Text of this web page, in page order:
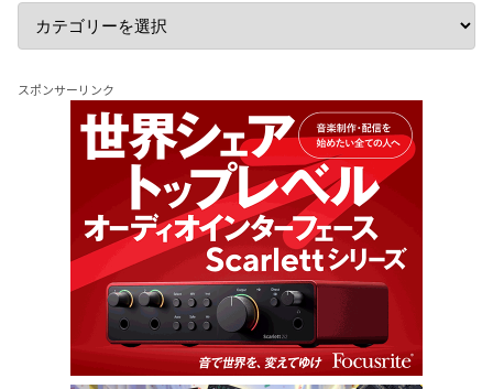
スポンサーリンク